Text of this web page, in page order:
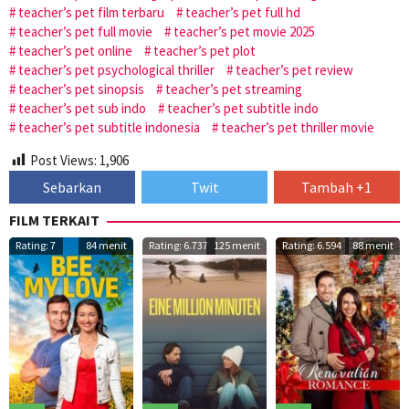
teacher’s pet film terbaru
teacher’s pet full hd
teacher’s pet full movie
teacher’s pet movie 2025
teacher’s pet online
teacher’s pet plot
teacher’s pet psychological thriller
teacher’s pet review
teacher’s pet sinopsis
teacher’s pet streaming
teacher’s pet sub indo
teacher’s pet subtitle indo
teacher’s pet subtitle indonesia
teacher’s pet thriller movie
Post Views: 1,906
Sebarkan Twit
Tambah +1
FILM TERKAIT
Rating: 7 84 menit Rating: 6.737 125 menit Rating: 6.594 88 menit